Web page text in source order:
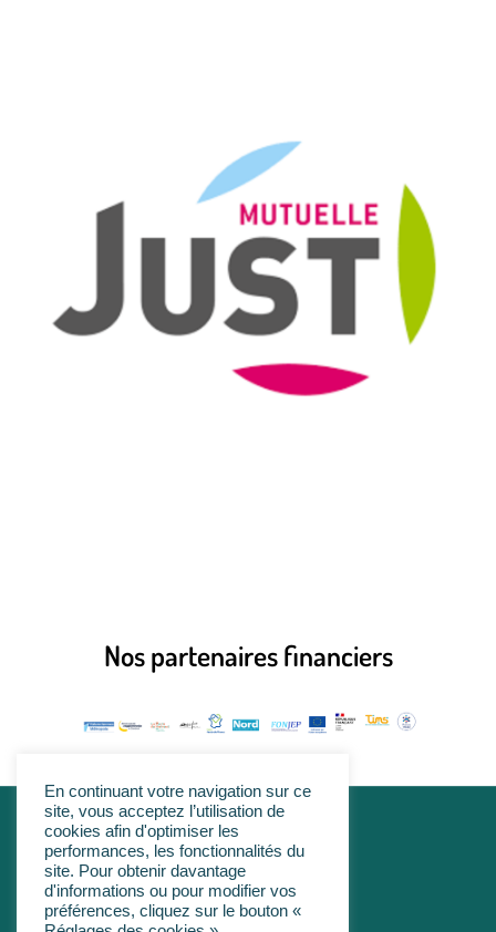
Nos partenaires financiers
linkedin
En continuant votre navigation sur ce
site, vous acceptez l’utilisation de
cookies afin d'optimiser les
performances, les fonctionnalités du
site. Pour obtenir davantage
d'informations ou pour modifier vos
préférences, cliquez sur le bouton «